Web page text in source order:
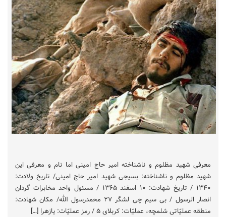
معرفی شهید مظلوم و ناشناخته امیر حاج امینی اما نام و معرفی این
شهید مظلوم و ناشناخته: بسیجی شهید امیر حاج امینی/ تاریخ ولادت:
۱۳۴۰ / تاریخ شهادت: ۱۰ اسفند ۱۳۶۵ / مسئول واحد مخابرات گردان
انصار الرسول / بی سیم چی لشگر ۲۷ محمدرسول الله/ مکان شهادت:
منطقه عملیّاتی شلمچه، عملیّات: کربلای ۵ / رمز عملیّات: یازهرا […]